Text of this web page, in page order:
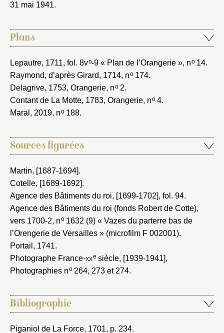
31 mai 1941.
Plans
Lepautre, 1711, fol. 8vo-9 « Plan de l’Orangerie », no14.
Raymond, d’après Girard, 1714, no174.
Delagrive, 1753, Orangerie, no2.
Contant de La Motte, 1783, Orangerie, no4.
Maral, 2019, no188.
Sources figurées
Martin, [1687-1694].
Cotelle, [1689-1692].
Agence des Bâtiments du roi, [1699-1702], fol. 94.
Agence des Bâtiments du roi (fonds Robert de Cotte),
vers 1700-2, no1632 (9) « Vazes du parterre bas de
l’Orengerie de Versailles » (microfilm F 002001).
Portail, 1741.
Photographe France-xxe siècle, [1939-1941],
Photographies no264, 273 et 274.
Bibliographie
Piganiol de La Force, 1701, p. 234.